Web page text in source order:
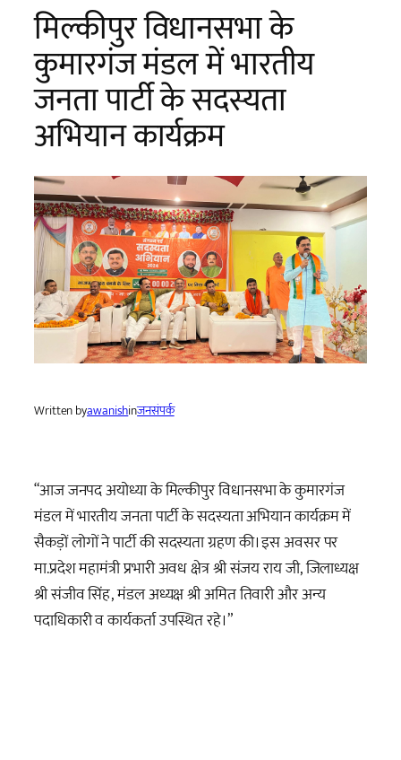
मिल्कीपुर विधानसभा के
कुमारगंज मंडल में भारतीय
जनता पार्टी के सदस्यता
अभियान कार्यक्रम
Written byawanishinजनसंपर्क
“आज जनपद अयोध्या के मिल्कीपुर विधानसभा के कुमारगंज
मंडल में भारतीय जनता पार्टी के सदस्यता अभियान कार्यक्रम में
सैकड़ों लोगों ने पार्टी की सदस्यता ग्रहण की। इस अवसर पर
मा.प्रदेश महामंत्री प्रभारी अवध क्षेत्र श्री संजय राय जी, जिलाध्यक्ष
श्री संजीव सिंह, मंडल अध्यक्ष श्री अमित तिवारी और अन्य
पदाधिकारी व कार्यकर्ता उपस्थित रहे।”